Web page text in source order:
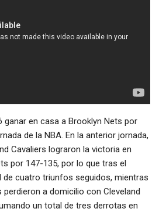
ganar en casa a Brooklyn Nets por
de la NBA. En la anterior jornada,
Cavaliers lograron la victoria en
por 147-135, por lo que tras el
cuatro triunfos seguidos, mientras
a domicilio con Cleveland
un total de tres derrotas en